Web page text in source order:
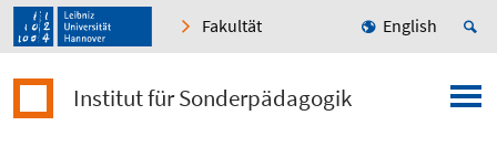
Fakultät English
Institut für Sonderpädagogik